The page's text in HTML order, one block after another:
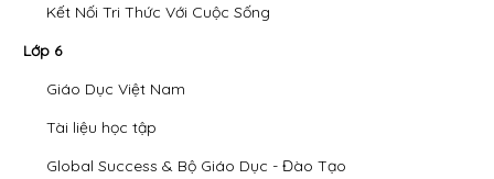
Kết Nối Tri Thức Với Cuộc Sống
Lớp 6
Giáo Dục Việt Nam
Tài liệu học tập
Global Success & Bộ Giáo Dục - Đào Tạo